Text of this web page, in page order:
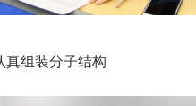
真组装分子结构